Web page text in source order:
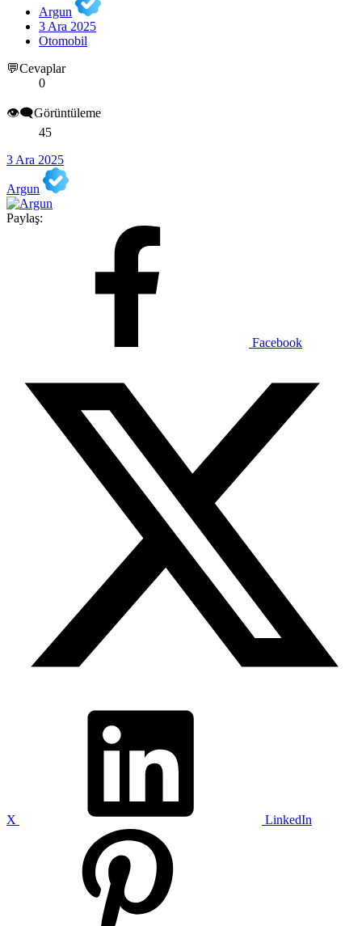
Argun
3 Ara 2025
Otomobil
💬Cevaplar
0
👁️‍🗨️Görüntüleme
45
3 Ara 2025
Argun
Paylaş:
Facebook
X LinkedIn